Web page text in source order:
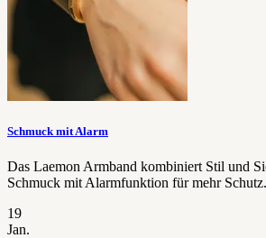
Schmuck mit Alarm
Das Laemon Armband kombiniert Stil und
Schmuck mit Alarmfunktion für mehr
19
Jan.